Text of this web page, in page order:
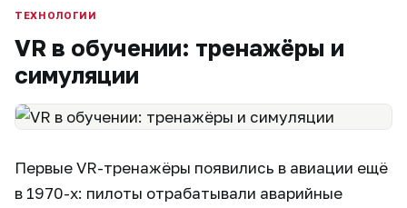
ТЕХНОЛОГИИ
VR в обучении: тренажёры и
симуляции
Первые VR-тренажёры появились в авиации ещё
в 1970-х: пилоты отрабатывали аварийные